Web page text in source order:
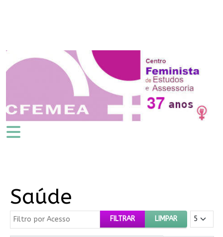
Saúde
Filtro por Acesso FILTRAR LIMPAR Mostrar #